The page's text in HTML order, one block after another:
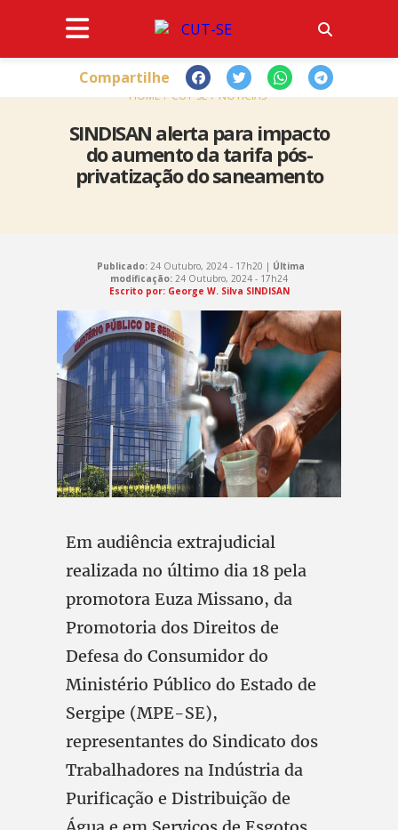
HOME CUT-SE NOTÍCIAS
SINDISAN alerta para impacto
do aumento da tarifa pós-
privatização do saneamento
Compartilhe
Publicado:24 Outubro, 2024 - 17h20 | Última
modificação: 24 Outubro, 2024 - 17h24
Escrito por: George W. Silva SINDISAN
Em audiência extrajudicial
realizada no último dia 18 pela
promotora Euza Missano, da
Promotoria dos Direitos de
Defesa do Consumidor do
Ministério Público do Estado de
Sergipe (MPE-SE),
representantes do Sindicato dos
Trabalhadores na Indústria da
Purificação e Distribuição de